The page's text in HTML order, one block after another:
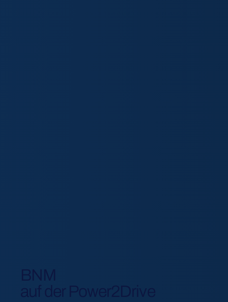
BNM
auf der Power2Drive